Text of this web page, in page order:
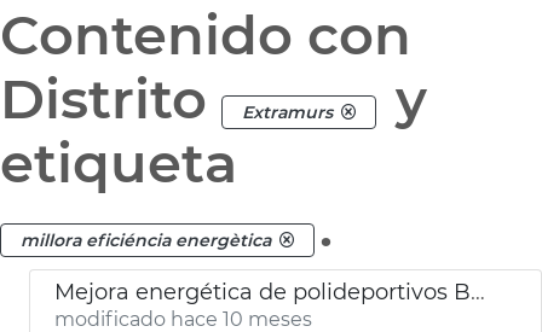
Contenido con
Distrito
Extramurs
y
etiqueta
millora eficiéncia energètica .
Mejora energética de polideportivos Beteró, Estadi del Turia y Benimaclet
modificado hace 10 meses